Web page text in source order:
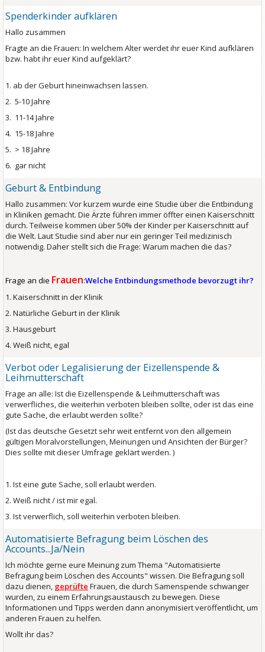
Spenderkinder aufklären
Hallo zusammen
Fragte an die Frauen: In welchem Alter werdet ihr euer Kind aufklären
bzw. habt ihr euer Kind aufgeklärt?
1. ab der Geburt hineinwachsen lassen.
2. 5-10 Jahre
3. 11-14 Jahre
4. 15-18 Jahre
5. > 18 Jahre
6. gar nicht
Geburt & Entbindung
Hallo zusammen: Vor kurzem wurde eine Studie über die Entbindung
in Kliniken gemacht. Die Ärzte führen immer öffter einen Kaiserschnitt
durch. Teilweise kommen über 50% der Kinder per Kaiserschnitt auf
die Welt. Laut Studie sind aber nur ein geringer Teil medizinisch
notwendig. Daher stellt sich die Frage: Warum machen die das?
Frage an die Frauen:Welche Entbindungsmethode bevorzugt ihr?
1. Kaiserschnitt in der Klinik
2. Natürliche Geburt in der Klinik
3. Hausgeburt
4. Weiß nicht, egal
Verbot oder Legalisierung der Eizellenspende &
Leihmutterschaft
Frage an alle: Ist die Eizellenspende & Leihmutterschaft was
verwerfliches, die weiterhin verboten bleiben sollte, oder ist das eine
gute Sache, die erlaubt werden sollte?
(Ist das deutsche Gesetzt sehr weit entfernt von den allgemein
gültigen Moralvorstellungen, Meinungen und Ansichten der Bürger?
Dies sollte mit dieser Umfrage geklärt werden. )
1. Ist eine gute Sache, soll erlaubt werden.
2. Weiß nicht / ist mir egal.
3. Ist verwerflich, soll weiterhin verboten bleiben.
Automatisierte Befragung beim Löschen des
Accounts...Ja/Nein
Ich möchte gerne eure Meinung zum Thema "Automatisierte
Befragung beim Löschen des Accounts" wissen. Die Befragung soll
dazu dienen, geprüfte Frauen, die durch Samenspende schwanger
wurden, zu einem Erfahrungsaustausch zu bewegen. Diese
Informationen und Tipps werden dann anonymisiert veröffentlicht, um
anderen Frauen zu helfen.
Wollt ihr das?